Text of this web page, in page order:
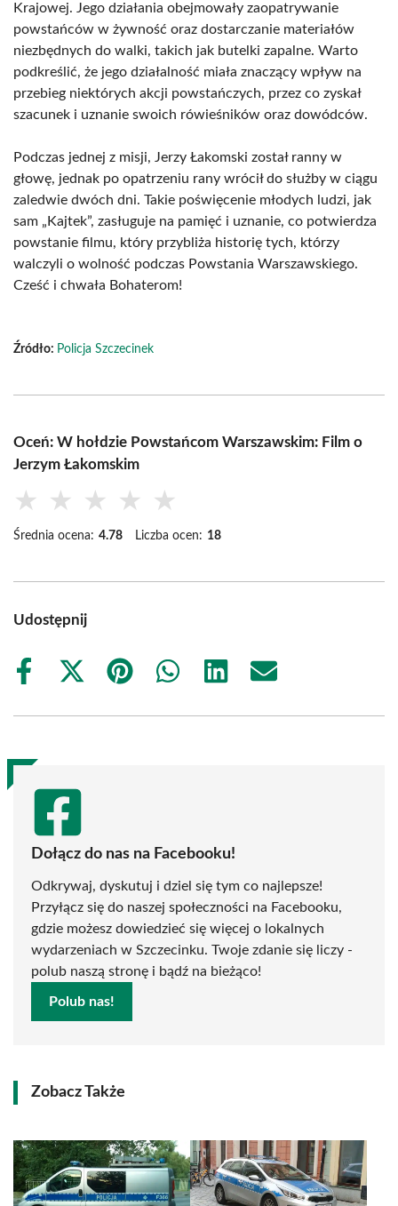
Krajowej. Jego działania obejmowały zaopatrywanie
powstańców w żywność oraz dostarczanie materiałów
niezbędnych do walki, takich jak butelki zapalne. Warto
podkreślić, że jego działalność miała znaczący wpływ na
przebieg niektórych akcji powstańczych, przez co zyskał
szacunek i uznanie swoich rówieśników oraz dowódców.
Podczas jednej z misji, Jerzy Łakomski został ranny w
głowę, jednak po opatrzeniu rany wrócił do służby w ciągu
zaledwie dwóch dni. Takie poświęcenie młodych ludzi, jak
sam „Kajtek”, zasługuje na pamięć i uznanie, co potwierdza
powstanie filmu, który przybliża historię tych, którzy
walczyli o wolność podczas Powstania Warszawskiego.
Cześć i chwała Bohaterom!
Źródło: Policja Szczecinek
Oceń: W hołdzie Powstańcom Warszawskim: Film o
Jerzym Łakomskim
★ ★ ★ ★ ★
Średnia ocena: 4.78 Liczba ocen: 18
Udostępnij
Share
Share
(Twitter)
Share
Share
Share
Share
Dołącz do nas na Facebooku!
Odkrywaj, dyskutuj i dziel się tym co najlepsze!
Przyłącz się do naszej społeczności na Facebooku,
gdzie możesz dowiedzieć się więcej o lokalnych
wydarzeniach w Szczecinku. Twoje zdanie się liczy -
polub naszą stronę i bądź na bieżąco!
Polub nas!
Zobacz Także